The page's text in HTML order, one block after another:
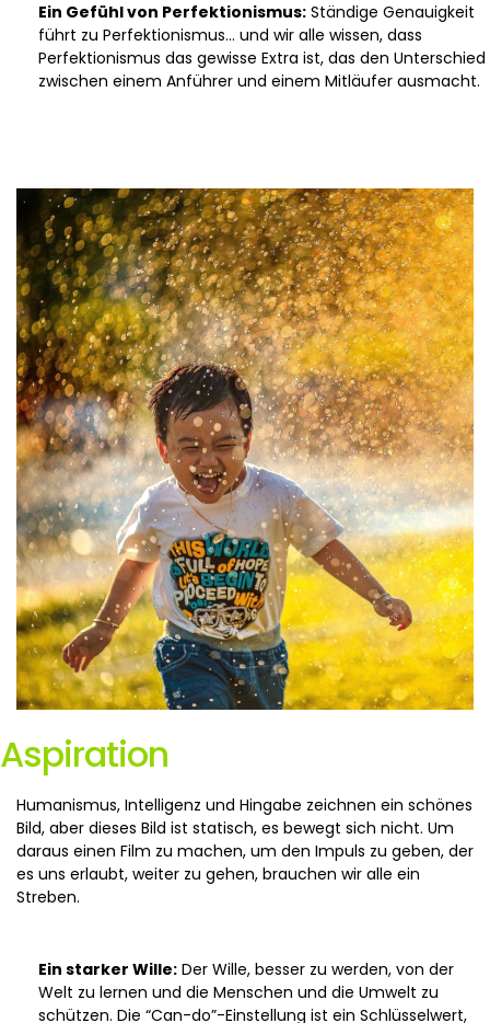
Ein Gefühl von Perfektionismus: Ständige Genauigkeit
führt zu Perfektionismus… und wir alle wissen, dass
Perfektionismus das gewisse Extra ist, das den Unterschied
zwischen einem Anführer und einem Mitläufer ausmacht.
Aspiration
Humanismus, Intelligenz und Hingabe zeichnen ein schönes
Bild, aber dieses Bild ist statisch, es bewegt sich nicht. Um
daraus einen Film zu machen, um den Impuls zu geben, der
es uns erlaubt, weiter zu gehen, brauchen wir alle ein
Streben.
Ein starker Wille: Der Wille, besser zu werden, von der
Welt zu lernen und die Menschen und die Umwelt zu
schützen. Die “Can-do”-Einstellung ist ein Schlüsselwert,